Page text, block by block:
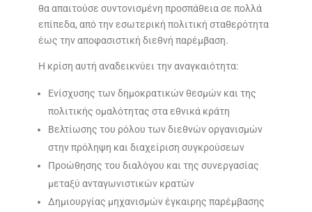
θα απαιτούσε συντονισμένη προσπάθεια σε πολλά
επίπεδα, από την εσωτερική πολιτική σταθερότητα
έως την αποφασιστική διεθνή παρέμβαση.
Η κρίση αυτή αναδεικνύει την αναγκαιότητα:
Ενίσχυσης των δημοκρατικών θεσμών και της
πολιτικής ομαλότητας στα εθνικά κράτη
Βελτίωσης του ρόλου των διεθνών οργανισμών
στην πρόληψη και διαχείριση συγκρούσεων
Προώθησης του διαλόγου και της συνεργασίας
μεταξύ ανταγωνιστικών κρατών
Δημιουργίας μηχανισμών έγκαιρης παρέμβασης